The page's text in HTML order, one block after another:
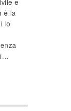
è la
lo
i…